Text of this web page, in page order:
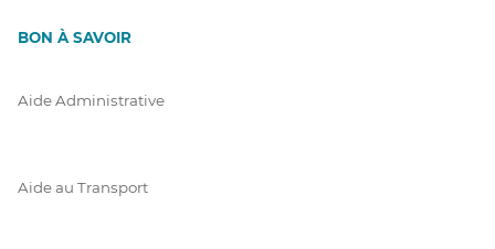
BON À SAVOIR
Aide Administrative
Aide au Transport